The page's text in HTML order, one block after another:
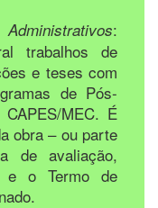
:
trabalhos de
e teses com
de Pós-
MEC. É
obra – ou parte
de avaliação,
e o Termo de